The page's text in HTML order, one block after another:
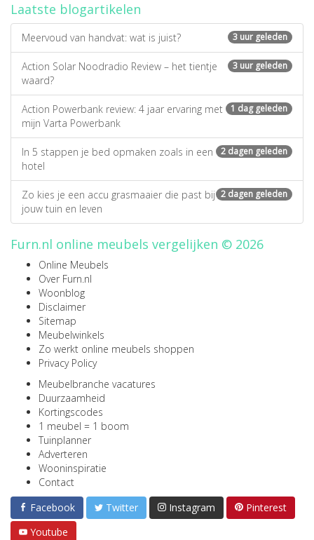
Laatste blogartikelen
3 uur geleden
Meervoud van handvat: wat is juist?
3 uur geleden
Action Solar Noodradio Review – het tientje
waard?
1 dag geleden
Action Powerbank review: 4 jaar ervaring met
mijn Varta Powerbank
2 dagen geleden
In 5 stappen je bed opmaken zoals in een
hotel
2 dagen geleden
Zo kies je een accu grasmaaier die past bij
jouw tuin en leven
Furn.nl online meubels vergelijken © 2026
Online Meubels
Over Furn.nl
Woonblog
Disclaimer
Sitemap
Meubelwinkels
Zo werkt online meubels shoppen
Privacy Policy
Meubelbranche vacatures
Duurzaamheid
Kortingscodes
1 meubel = 1 boom
Tuinplanner
Adverteren
Wooninspiratie
Contact
Facebook
Twitter Instagram
Pinterest
Youtube